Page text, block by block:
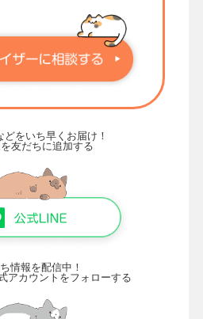
どをいち早くお届け！
友だちに追加する
情報を配信中！
アカウントをフォローする